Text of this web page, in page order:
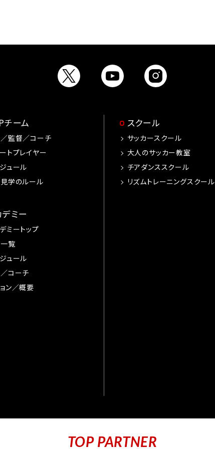
チーム
監督／コーチ
トプレイヤー
ュール
学のルール
ミー
ミートップ
覧
ュール
コーチ
ン／概要
スクール
サッカースクール
大人のサッカー教室
チアダンススクール
リズムトレーニングスクール
TOP PARTNER